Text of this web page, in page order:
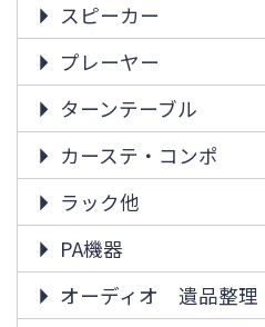
スピーカー
プレーヤー
ターンテーブル
カーステ・コンポ
ラック他
PA機器
オーディオ 遺品整理